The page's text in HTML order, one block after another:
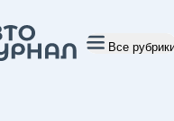
Все